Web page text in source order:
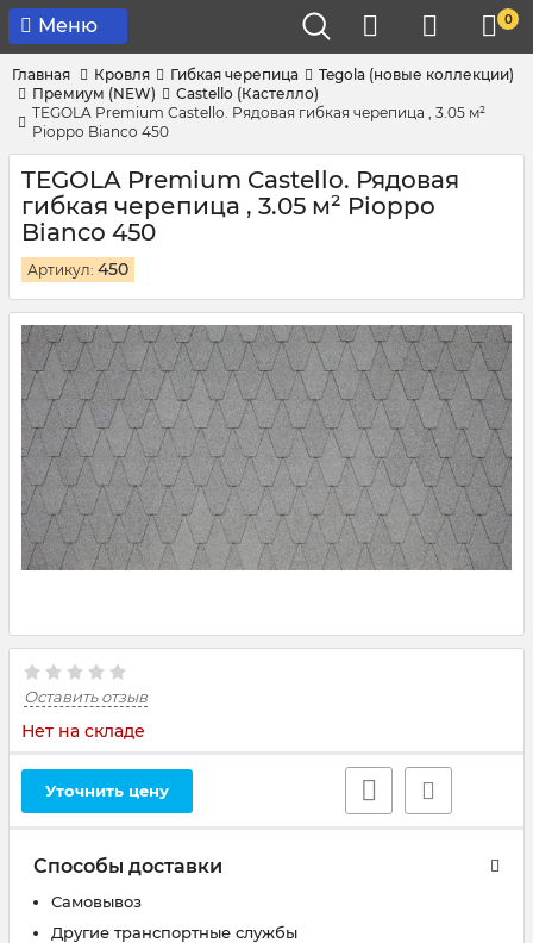
Меню 0
Главная Кровля Гибкая черепица
Tegola (новые коллекции)
Премиум (NEW)
Castello (Кастелло)
TEGOLA Premium Castello. Рядовая гибкая черепица , 3.05 м²
Pioppo Bianco 450
TEGOLA Premium Castello. Рядовая
гибкая черепица , 3.05 м² Pioppo
Bianco 450
Артикул: 450
Оставить отзыв
Нет на складе
Уточнить цену
Способы доставки
Самовывоз
Другие транспортные службы